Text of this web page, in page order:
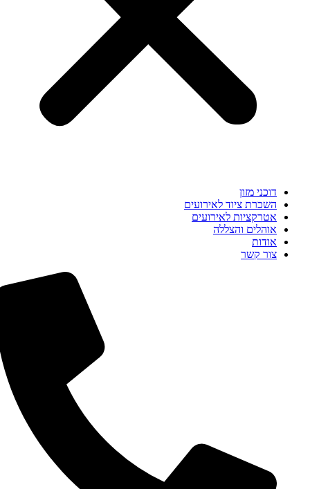
דוכני מזון
השכרת ציוד לאירועים
אטרקציות לאירועים
אוהלים והצללה
אודות
צור קשר